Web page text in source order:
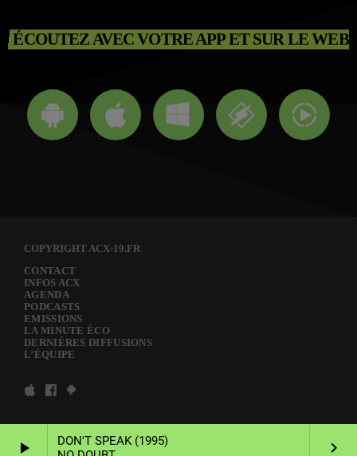
play_arrow
DON'T SPEAK (1995)
keyboard_arrow_right
ÉCOUTEZ AVEC VOTRE APP ET SUR LE WEB
COPYRIGHT ACX-19.FR
CONTACT
INFOS ACX
AGENDA
PODCASTS
EMISSIONS
LA MINUTE ÉCO
DERNIÈRES DIFFUSIONS
L’ÉQUIPE